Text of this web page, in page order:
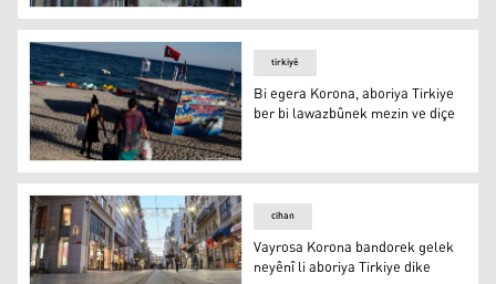
Tirkiye: Li Stenbolê zêdeyî 2,6 milyon kesan daxwaza
Bi egera Korona, aboriya Tirkiye ber bi lawazbûnek
tirkiyê
Bi egera Korona, aboriya Tirkiye
ber bi lawazbûnek mezin ve diçe
cihan
Vayrosa Korona bandorek gelek
neyênî li aboriya Tirkiye dike